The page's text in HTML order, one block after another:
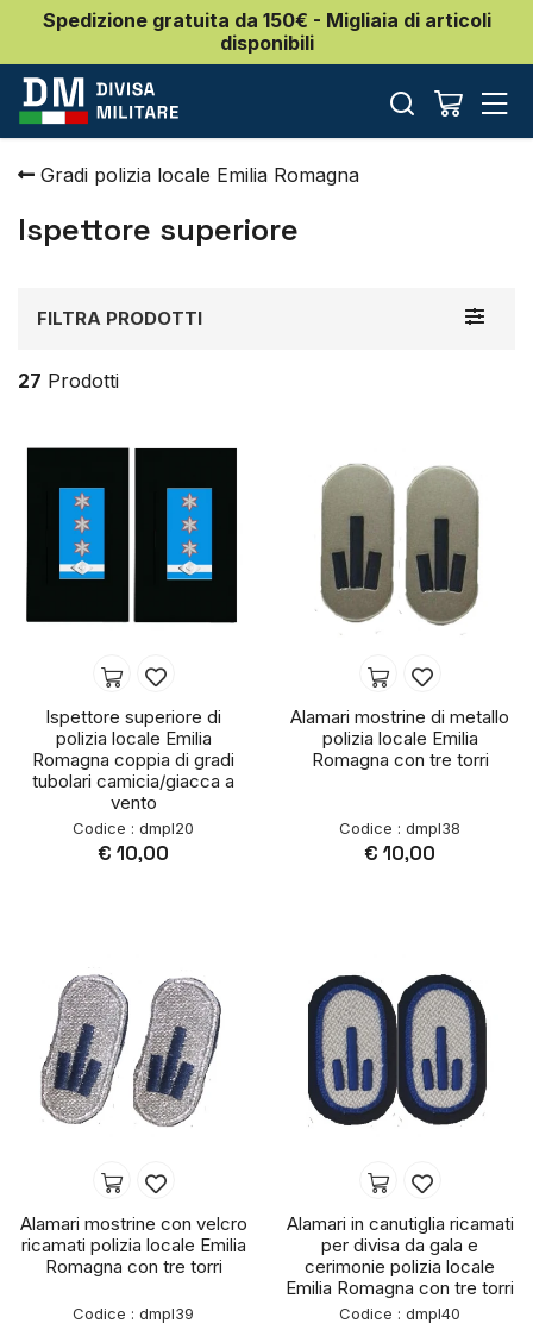
Spedizione gratuita da 150€ - Migliaia di articoli
disponibili
Gradi polizia locale Emilia Romagna
Ispettore superiore
Toggle
FILTRA PRODOTTI
27 Prodotti
Ispettore superiore di
polizia locale Emilia
Romagna coppia di gradi
tubolari camicia/giacca a
vento
Codice : dmpl20
€ 10,00
Alamari mostrine di metallo
polizia locale Emilia
Romagna con tre torri
Codice : dmpl38
€ 10,00
Alamari mostrine con velcro
ricamati polizia locale Emilia
Romagna con tre torri
Codice : dmpl39
Alamari in canutiglia ricamati
per divisa da gala e
cerimonie polizia locale
Emilia Romagna con tre torri
Codice : dmpl40